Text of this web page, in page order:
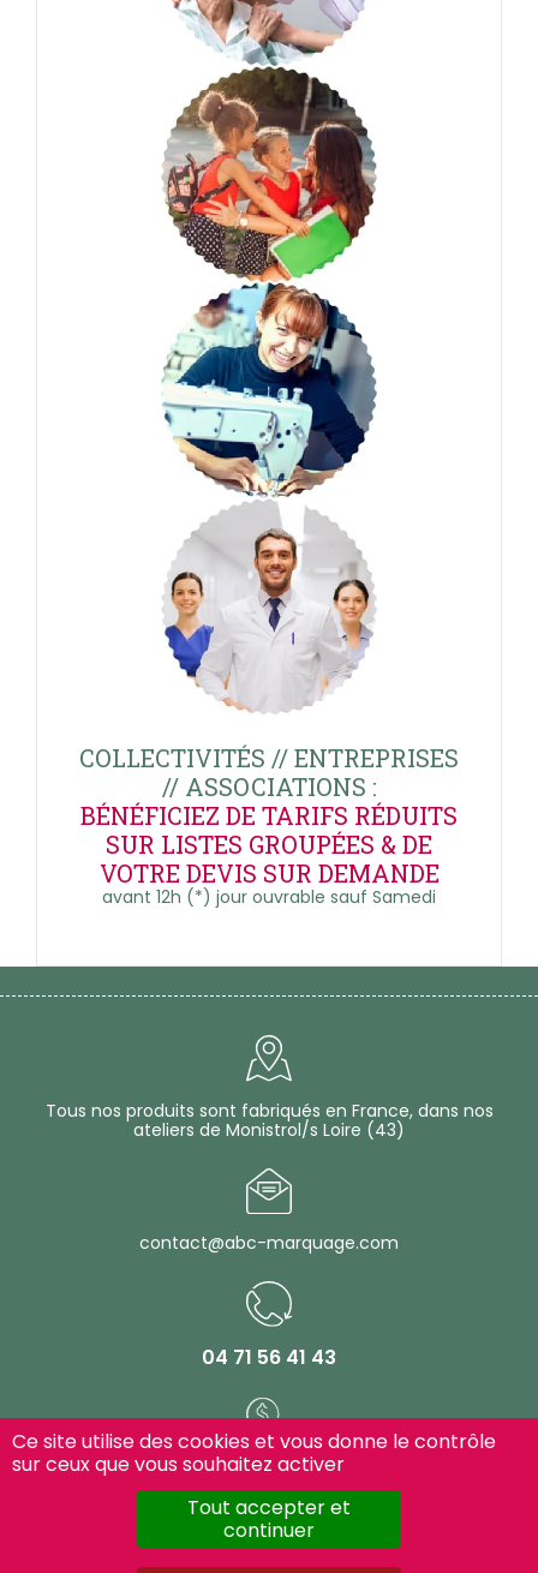
COLLECTIVITÉS // ENTREPRISES
// ASSOCIATIONS :
BÉNÉFICIEZ DE TARIFS RÉDUITS
SUR LISTES GROUPÉES & DE
VOTRE DEVIS SUR DEMANDE
avant 12h (*) jour ouvrable sauf Samedi
Tous nos produits sont fabriqués en France, dans nos
ateliers de Monistrol/s Loire (43)
contact@abc-marquage.com
04 71 56 41 43
Paiement 100% sécurisé
Ce site utilise des cookies et vous donne le contrôle
sur ceux que vous souhaitez activer
Tout accepter et
continuer